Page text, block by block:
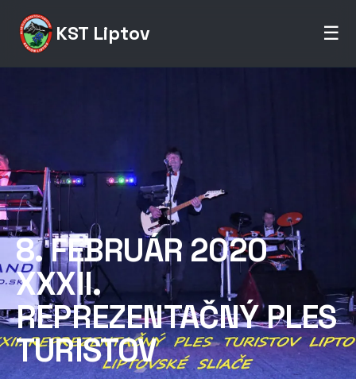
KST Liptov ☰
8. FEBRUÁR 2020
XXXII.
REPREZENTAČNÝ PLES
TURISTOV